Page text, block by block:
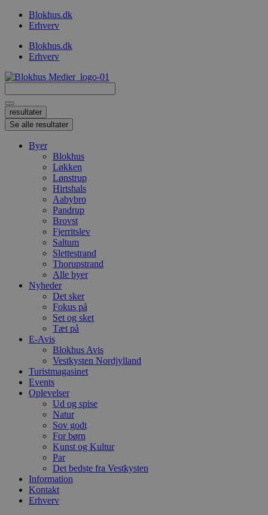
VidereBlokhus.dk
Erhverv
Blokhus.dk
Erhverv
...
resultater
Se alle resultater
Byer
Blokhus
Løkken
Lønstrup
Hirtshals
Aabybro
Pandrup
Brovst
Fjerritslev
Saltum
Slettestrand
Thorupstrand
Alle byer
Nyheder
Det sker
Fokus på
Set og sket
Tæt på
E-Avis
Blokhus Avis
Vestkysten Nordjylland
Turistmagasinet
Events
Oplevelser
Ud og spise
Natur
Sov godt
For børn
Kunst og Kultur
Par
Det bedste fra Vestkysten
Information
Kontakt
Erhverv